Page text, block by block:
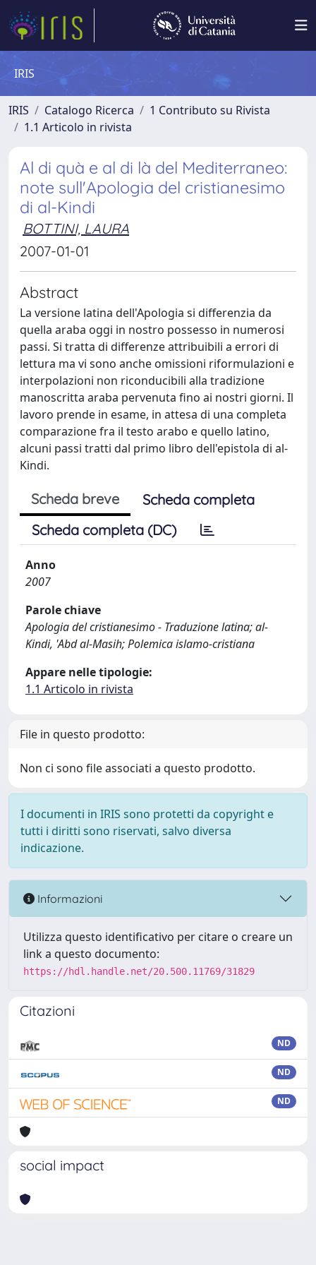
IRIS
IRIS Catalogo Ricerca
1 Contributo su Rivista
1.1 Articolo in rivista
Al di quà e al di là del Mediterraneo:
note sull'Apologia del cristianesimo
di al-Kindi
BOTTINI, LAURA
2007-01-01
Abstract
La versione latina dell'Apologia si differenzia da
quella araba oggi in nostro possesso in numerosi
passi. Si tratta di differenze attribuibili a errori di
lettura ma vi sono anche omissioni riformulazioni e
interpolazioni non riconducibili alla tradizione
manoscritta araba pervenuta fino ai nostri giorni. Il
lavoro prende in esame, in attesa di una completa
comparazione fra il testo arabo e quello latino,
alcuni passi tratti dal primo libro dell'epistola di al-
Kindi.
Scheda breve
Scheda completa
Scheda completa (DC)
Anno
2007
Parole chiave
Apologia del cristianesimo - Traduzione latina; al-
Kindi, 'Abd al-Masih; Polemica islamo-cristiana
Appare nelle tipologie:
1.1 Articolo in rivista
File in questo prodotto:
Non ci sono file associati a questo prodotto.
I documenti in IRIS sono protetti da copyright e
tutti i diritti sono riservati, salvo diversa
indicazione.
Informazioni
Utilizza questo identificativo per citare o creare un
link a questo documento:
https://hdl.handle.net/20.500.11769/31829
Citazioni
ND
ND
ND
social impact